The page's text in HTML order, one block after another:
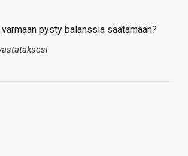
pysty balanssia säätämään?